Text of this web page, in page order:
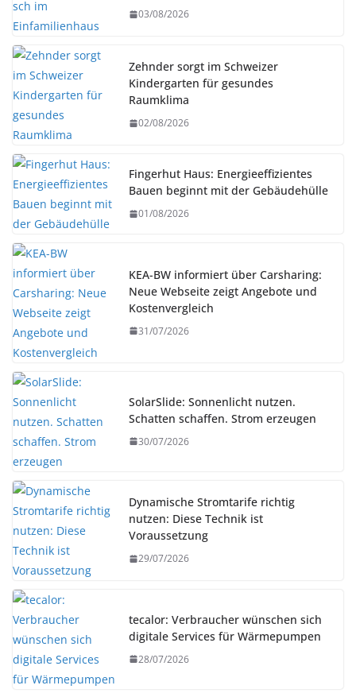
03/08/2026
Zehnder sorgt im Schweizer
Kindergarten für gesundes
Raumklima
02/08/2026
Fingerhut Haus: Energieeffizientes
Bauen beginnt mit der Gebäudehülle
01/08/2026
KEA-BW informiert über Carsharing:
Neue Webseite zeigt Angebote und
Kostenvergleich
31/07/2026
SolarSlide: Sonnenlicht nutzen.
Schatten schaffen. Strom erzeugen
30/07/2026
Dynamische Stromtarife richtig
nutzen: Diese Technik ist
Voraussetzung
29/07/2026
tecalor: Verbraucher wünschen sich
digitale Services für Wärmepumpen
28/07/2026